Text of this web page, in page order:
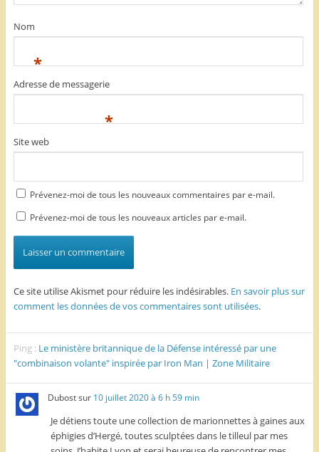
Nom
*
Adresse de messagerie
*
Site web
Prévenez-moi de tous les nouveaux commentaires par e-mail.
Prévenez-moi de tous les nouveaux articles par e-mail.
Ce site utilise Akismet pour réduire les indésirables. En savoir plus sur
comment les données de vos commentaires sont utilisées.
Ping : Le ministère britannique de la Défense intéressé par une
"combinaison volante" inspirée par Iron Man | Zone Militaire
Dubostsur 10 juillet 2020 à 6 h 59 min
Je détiens toute une collection de marionnettes à gaines aux
éphigies d’Hergé, toutes sculptées dans le tilleul par mes